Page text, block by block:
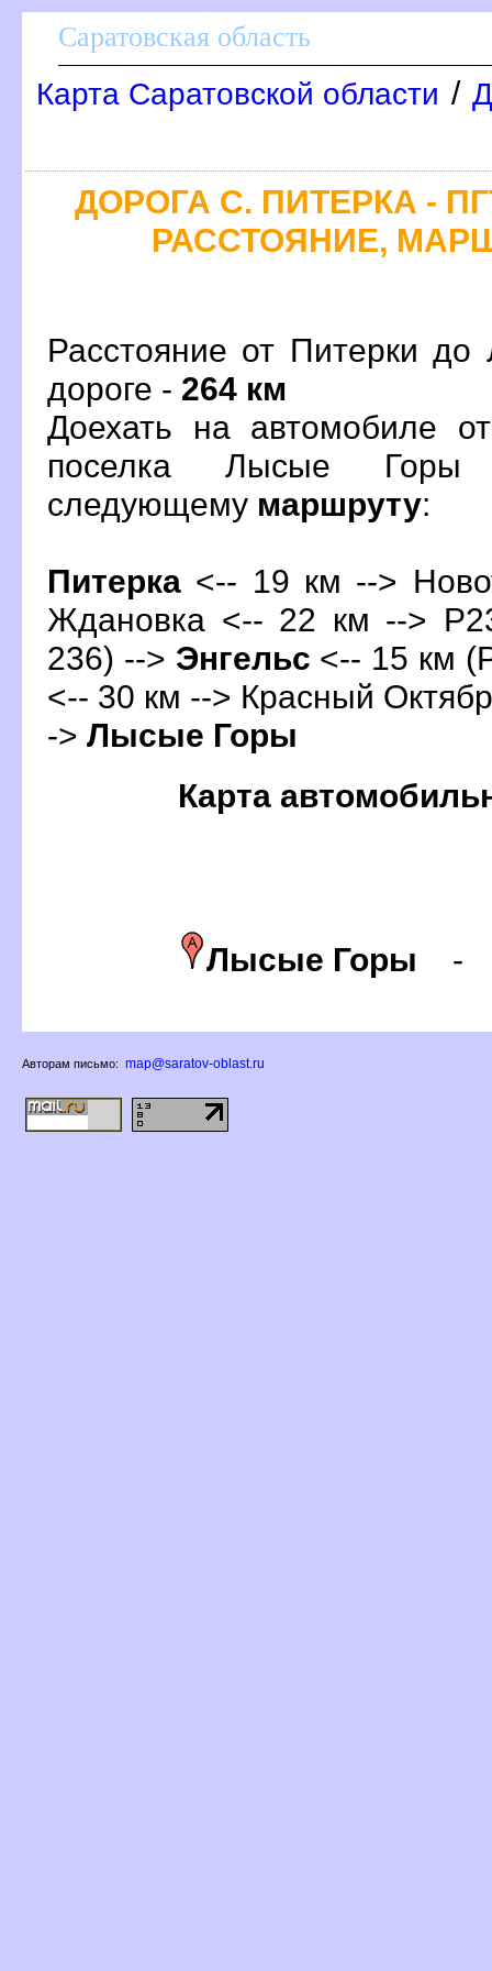
Саратовская область
Карта Саратовской области /
ДОРОГА С. ПИТЕРКА -
РАССТОЯНИЕ,
Расстояние от Питерки
дороге - 264 км
Доехать на автомобиле
поселка Лысые Горы
следующему маршруту:
Питерка <-- 19 км -->
Ждановка <-- 22 км -->
236) --> Энгельс <-- 15 км
<-- 30 км --> Красный
-> Лысые Горы
Карта
Лысые Горы
Авторам письмо: map@saratov-oblast.ru